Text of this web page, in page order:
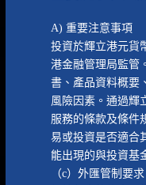
A) 重要注意事項
投資於輝立港元貨
港金融管理局監管
書、產品資料概要
風險因素。通過輝
服務的條款及條件
易或投資是否適合
能出現的與投資基
（c）外匯管制要